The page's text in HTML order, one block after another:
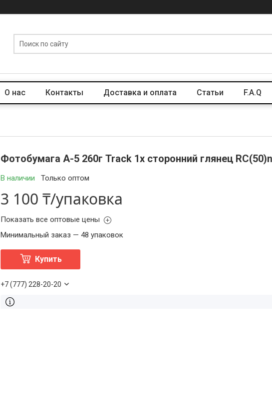
О нас Контакты Доставка и оплата Статьи F.A.Q
Фотобумага А-5 260г Track 1х сторонний глянец
В наличии Только оптом
3 100 ₸/упаковка
Минимальный заказ — 48 упаковок
Показать все оптовые цены
Купить
+7 (777) 228-20-20